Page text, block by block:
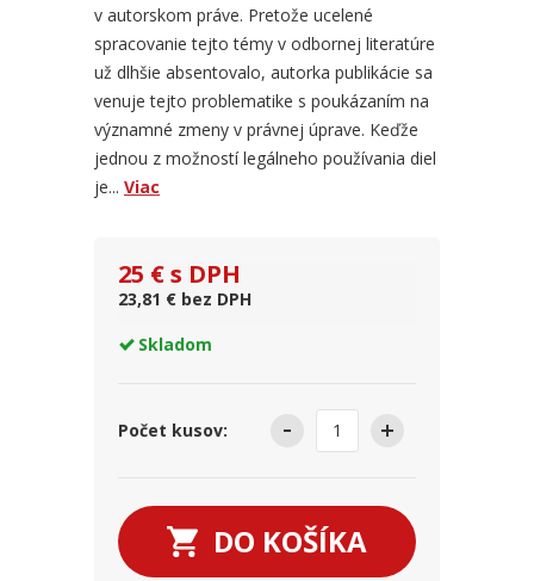
v autorskom práve. Pretože ucelené
spracovanie tejto témy v odbornej literatúre
už dlhšie absentovalo, autorka publikácie sa
venuje tejto problematike s poukázaním na
významné zmeny v právnej úprave. Keďže
jednou z možností legálneho používania diel
je... Viac
25 € s DPH
23,81 € bez DPH
Skladom
Počet kusov:
DO KOŠÍKA